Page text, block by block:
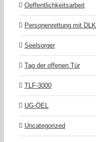
Oeffentlichkeitsarbeit
Personenrettung mit DLK
Seelsorger
Tag der offenen Tür
TLF-3000
UG-ÖEL
Uncategorized